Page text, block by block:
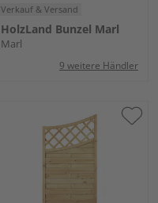
Verkauf & Versand
HolzLand Bunzel Marl
Marl
9 weitere Händler